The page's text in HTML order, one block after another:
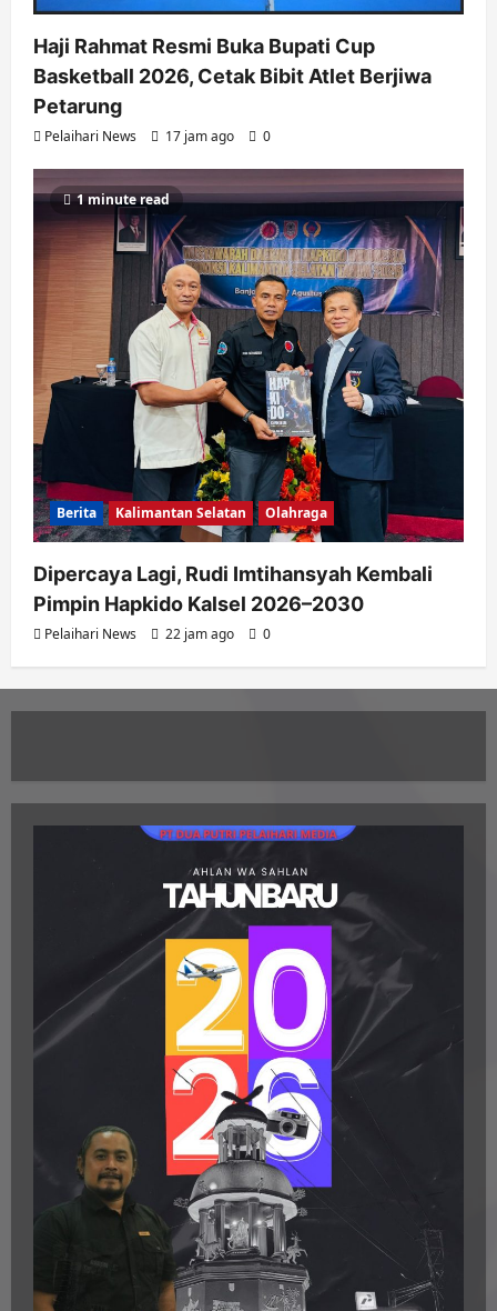
Haji Rahmat Resmi Buka Bupati Cup
Basketball 2026, Cetak Bibit Atlet Berjiwa
Petarung
Pelaihari News 17 jam ago 0
1 minute read
Berita Kalimantan Selatan Olahraga
Dipercaya Lagi, Rudi Imtihansyah Kembali
Pimpin Hapkido Kalsel 2026–2030
Pelaihari News 22 jam ago 0